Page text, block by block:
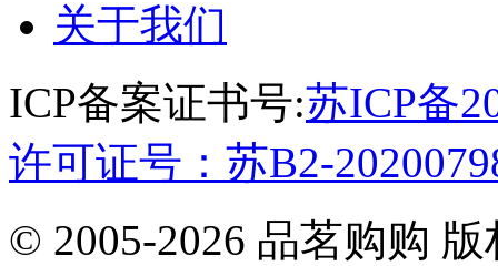
关于我们
ICP备案证书号:苏ICP备
许可证号：苏B2-
© 2005-2026 品茗购购